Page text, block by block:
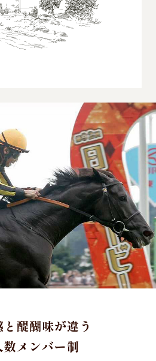
醍醐味が違う
数メンバー制